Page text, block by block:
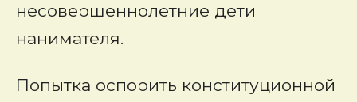
несовершеннолетние дети
нанимателя.
Попытка оспорить конституционной